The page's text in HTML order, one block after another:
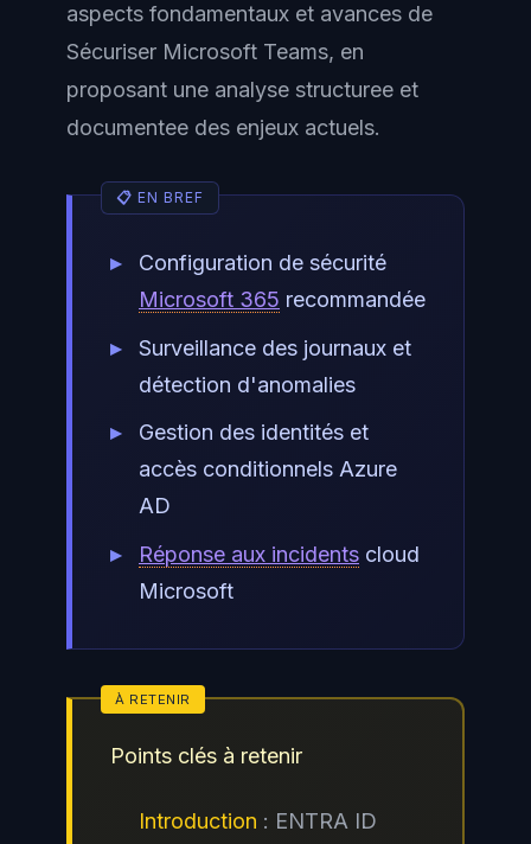
aspects fondamentaux et avances de
Sécuriser Microsoft Teams, en
proposant une analyse structuree et
documentee des enjeux actuels.
Configuration de sécurité
Microsoft 365 recommandée
Surveillance des journaux et
détection d'anomalies
Gestion des identités et
accès conditionnels Azure
AD
Réponse aux incidents cloud
Microsoft
Points clés à retenir
Introduction : ENTRA ID